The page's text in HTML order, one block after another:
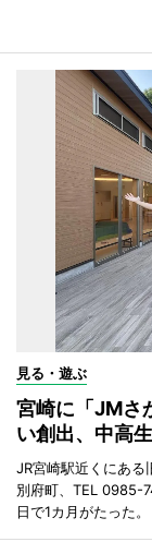
見る・遊ぶ
宮崎に「JMさ
い創出、中高
JR宮崎駅近くにあ
別府町、TEL 0985-
日で1カ月がたった。